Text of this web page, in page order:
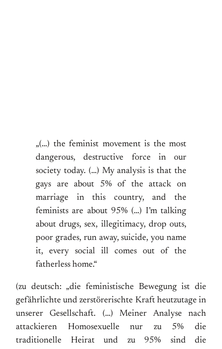
„(…) the feminist movement is the most
dangerous, destructive force in our
society today. (…) My analysis is that the
gays are about 5% of the attack on
marriage in this country, and the
feminists are about 95% (…) I’m talking
about drugs, sex, illegitimacy, drop outs,
poor grades, run away, suicide, you name
it, every social ill comes out of the
fatherless home.“
(zu deutsch: „die feministische Bewegung ist die
gefährlichte und zerstörerischte Kraft heutzutage in
unserer Gesellschaft. (…) Meiner Analyse nach
attackieren Homosexuelle nur zu 5% die
traditionelle Heirat und zu 95% sind die